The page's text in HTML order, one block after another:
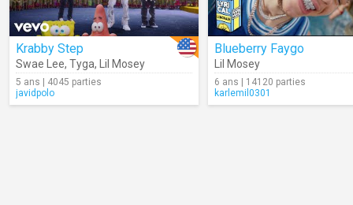
Krabby Step
Swae Lee, Tyga, Lil Mosey
5 ans | 4045 parties
javidpolo
Blueberry Faygo
Lil Mosey
6 ans | 14120 parties
karlemil0301